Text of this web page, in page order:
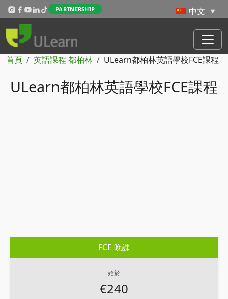
Skip to main content
PARTNERSHIP
導航連結
首頁 英語課程 都柏林 ULearn都柏林英語學校FCE課程
ULearn都柏林英語學校FCE課程
FCE 晚課
始於
€240